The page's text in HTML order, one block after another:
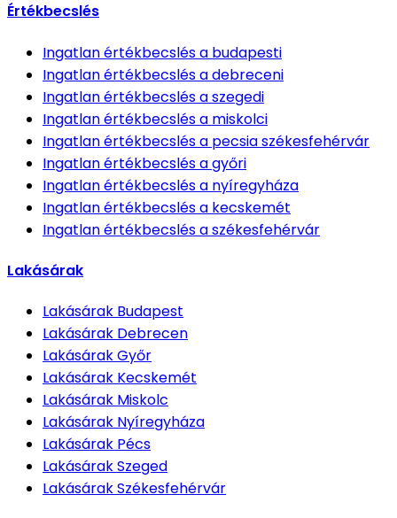
Értékbecslés
Ingatlan értékbecslésa budapesti
Ingatlan értékbecslésa debreceni
Ingatlan értékbecslésa szegedi
Ingatlan értékbecslésa miskolci
Ingatlan értékbecslésa pecsia székesfehérvár
Ingatlan értékbecslésa győri
Ingatlan értékbecslésa nyíregyháza
Ingatlan értékbecslésa kecskemét
Ingatlan értékbecslésa székesfehérvár
Lakásárak
Lakásárak Budapest
Lakásárak Debrecen
LakásárakGyőr
Lakásárak Kecskemét
Lakásárak Miskolc
Lakásárak Nyíregyháza
Lakásárak Pécs
LakásárakSzeged
LakásárakSzékesfehérvár